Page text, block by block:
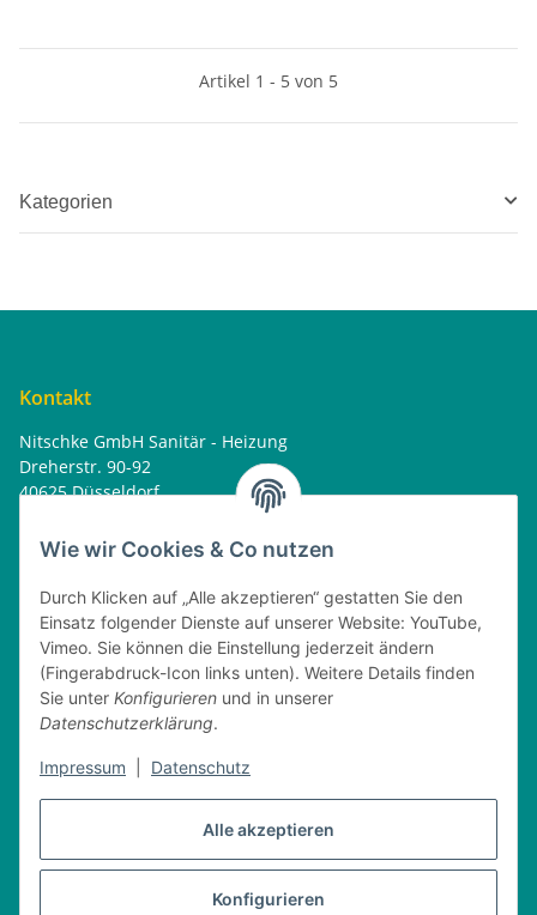
Alle akzeptieren
Konfigurieren
Wie wir Cookies & Co nutzen
Durch Klicken auf „Alle akzeptieren“ gestatten Sie den
Einsatz folgender Dienste auf unserer Website: YouTube,
Vimeo. Sie können die Einstellung jederzeit ändern
(Fingerabdruck-Icon links unten). Weitere Details finden
Sie unter Konfigurieren und in unserer
Datenschutzerklärung.
Impressum Datenschutz
Artikel 1 - 5 von 5
Kategorien
Kontakt
Nitschke GmbH Sanitär - Heizung
Dreherstr. 90-92
40625 Düsseldorf
home@nitschkegmbh.de
Rechtliches
Öffnungszeiten
08:00 - 17:30 Uhr
Dienstag
08:00 - 16:30 Uhr
Mittwoch
08:00 - 17:30 Uhr
08:00 - 16:30 Uhr